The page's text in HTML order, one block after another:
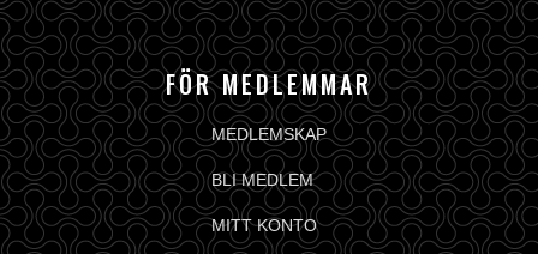
FÖR MEDLEMMAR
MEDLEMSKAP
BLI MEDLEM
MITT KONTO